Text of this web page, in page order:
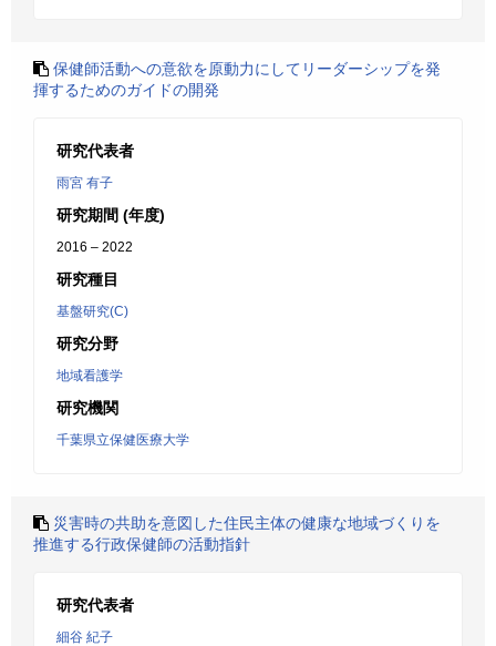
保健師活動への意欲を原動力にしてリーダーシップを発
揮するためのガイドの開発
研究代表者
雨宮 有子
研究期間 (年度)
2016 – 2022
研究種目
基盤研究(C)
研究分野
地域看護学
研究機関
千葉県立保健医療大学
災害時の共助を意図した住民主体の健康な地域づくりを
推進する行政保健師の活動指針
研究代表者
細谷 紀子